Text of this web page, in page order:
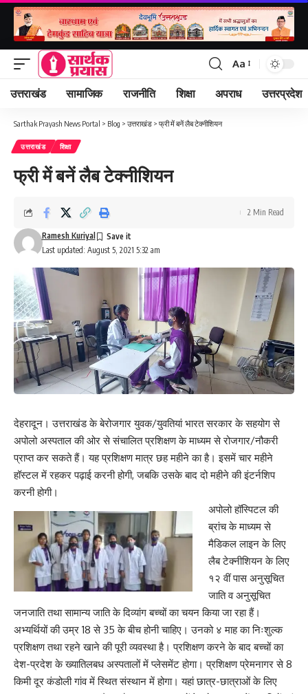
Font
Resizer
Aa
उत्तराखंड सामाजिक राजनीति शिक्षा अपराध उत्तरप्रदेश
Sarthak Prayash News Portal > Blog > उत्तराखंड > फ्री में बनें लैब टेक्नीशियन
उत्तराखंड शिक्षा
फ्री में बनें लैब टेक्नीशियन
Last updated: August 5, 2021 5:32 am
Ramesh Kuriyal
2 Min Read
देहरादून। उत्तराखंड के बेरोजगार युवक/युवतियां भारत सरकार के सहयोग से
अपोलो अस्पताल की ओर से संचालित प्रशिक्षण के माध्यम से रोजगार/नौकरी
प्राप्त कर सकते हैं। यह प्रशिक्षण मात्र छह महीने का है। इसमें चार महीने
हॉस्टल में रहकर पढ़ाई करनी होगी, जबकि उसके बाद दो महीने की इंटर्नशिप
करनी होगी।
अपोलो हॉस्पिटल की
ब्रांच के माध्यम से
मैडिकल लाइन के लिए
लैब टेक्नीशियन के लिए
१२ वीं पास अनुसूचित
जाति व अनुसूचित
जनजाति तथा सामान्य जाति के दिव्यांग बच्चों का चयन किया जा रहा हैं।
अभ्यर्थियों की उम्र 18 से 35 के बीच होनी चाहिए। उनको ४ माह का निःशुल्क
प्रशिक्षण तथा रहने खाने की पूरी व्यवस्था है। प्रशिक्षण करने के बाद बच्चों का
देश-प्रदेश के ख्यातिलबध अस्पतालों में प्लेसमेंट होगा। प्रशिक्षण प्रेमनागर से 8
किमी दूर कंडोली गांव में स्थित संस्थान में होगा। यहां छात्र-छात्राओं के लिए